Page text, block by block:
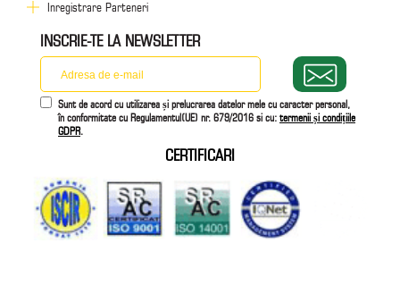
Inregistrare Parteneri
INSCRIE-TE LA NEWSLETTER
Sunt de acord cu utilizarea și prelucrarea datelor mele cu caracter personal,
în conformitate cu Regulamentul(UE) nr. 679/2016 si cu: termenii și condițiile
GDPR.
CERTIFICARI